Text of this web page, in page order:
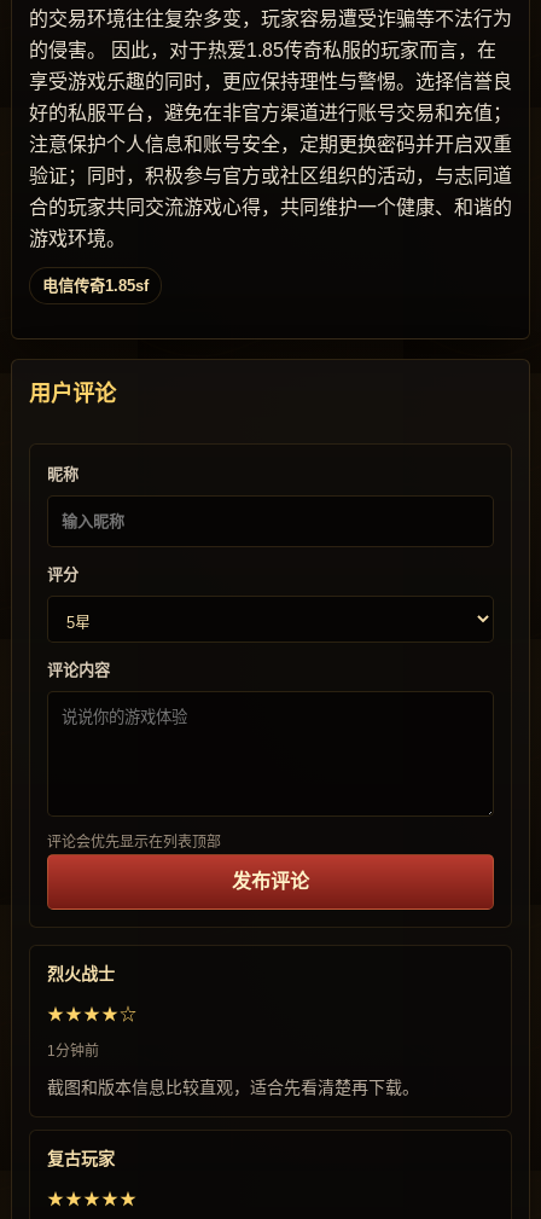
的交易环境往往复杂多变，玩家容易遭受诈骗等不法行为
的侵害。 因此，对于热爱1.85传奇私服的玩家而言，在
享受游戏乐趣的同时，更应保持理性与警惕。选择信誉良
好的私服平台，避免在非官方渠道进行账号交易和充值；
注意保护个人信息和账号安全，定期更换密码并开启双重
验证；同时，积极参与官方或社区组织的活动，与志同道
合的玩家共同交流游戏心得，共同维护一个健康、和谐的
游戏环境。
电信传奇1.85sf
用户评论
昵称
评分
评论内容
评论会优先显示在列表顶部
发布评论
烈火战士
★★★★☆
1分钟前
截图和版本信息比较直观，适合先看清楚再下载。
复古玩家
★★★★★